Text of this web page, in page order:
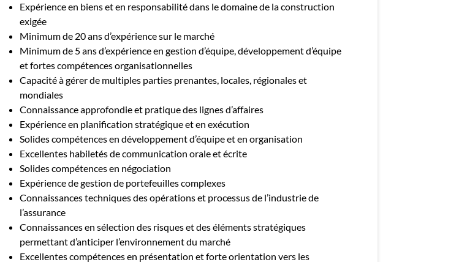
Expérience en biens et en responsabilité dans le domaine de la construction
exigée
Minimum de 20 ans d’expérience sur le marché
Minimum de 5 ans d’expérience en gestion d’équipe, développement d’équipe
et fortes compétences organisationnelles
Capacité à gérer de multiples parties prenantes, locales, régionales et
mondiales
Connaissance approfondie et pratique des lignes d’affaires
Expérience en planification stratégique et en exécution
Solides compétences en développement d’équipe et en organisation
Excellentes habiletés de communication orale et écrite
Solides compétences en négociation
Expérience de gestion de portefeuilles complexes
Connaissances techniques des opérations et processus de l’industrie de
l’assurance
Connaissances en sélection des risques et des éléments stratégiques
permettant d’anticiper l’environnement du marché
Excellentes compétences en présentation et forte orientation vers les